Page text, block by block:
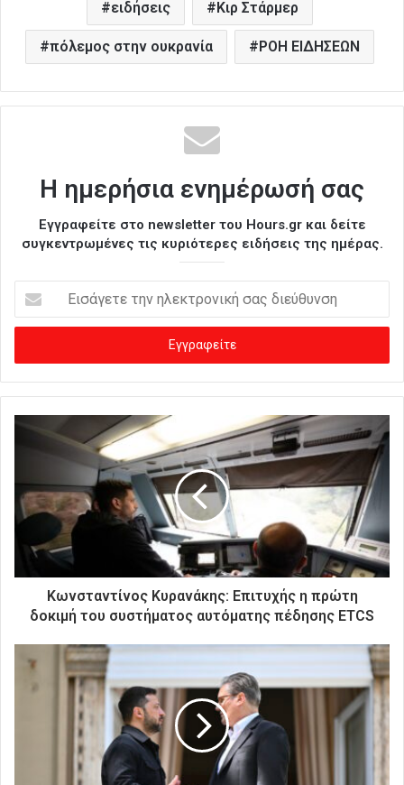
ειδήσεις Κιρ Στάρμερ
πόλεμος στην ουκρανία ΡΟΗ ΕΙΔΗΣΕΩΝ
Η ημερήσια ενημέρωσή σας
Εγγραφείτε στο newsletter του Hours.gr και δείτε
συγκεντρωμένες τις κυριότερες ειδήσεις της ημέρας.
σ
γ
ε
η
λ
Κωνσταντίνος Κυρανάκης: Επιτυχής η πρώτη
δοκιμή του συστήματος αυτόματης πέδησης ETCS